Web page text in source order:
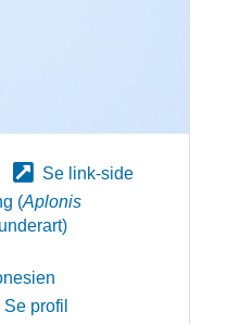
Se link-side
(Aplonis
underart)
Se profil